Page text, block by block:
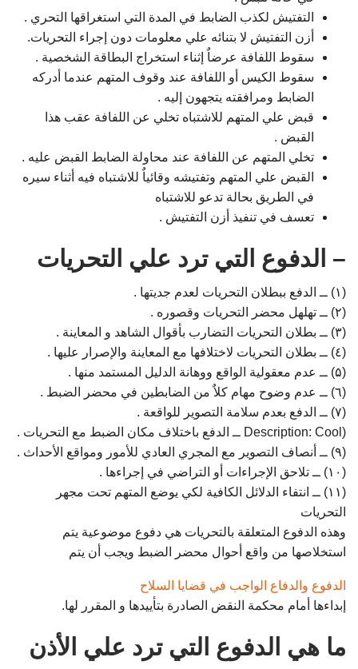
التفتيش لكذب الضابط في المدة التي استغراقها التحري .
أزن التفتيش لا بتنائه علي معلومات دون إجراء التحريات.
سقوط اللفافة عرضاٌ إثناء استخراج البطاقة الشخصية .
سقوط الكيس أو اللفافة عند وقوف المتهم عندما أدركه
الضابط ومرافقته يتجهون إليه .
قبض علي المتهم للاشتباه تخلي عن اللفافة عقب هذا
القبض .
تخلي المتهم عن اللفافة عند محاولة الضابط القبض عليه .
القبض علي المتهم وتفتيشه وقائياٌ للاشتباه فيه أثناء سيره
في الطريق بحالة تدعو للاشتباه
تعسف في تنفيذ أزن التفتيش .
– الدفوع التي ترد علي التحريات
(۱) ــ الدفع ببطلان التحريات لعدم جديتها .
(۲) ــ تهلهل محضر التحريات وقصوره .
(۳) ــ بطلان التحريات التضارب بأقوال الشاهد و المعاينة .
(٤) ــ بطلان التحريات لاختلافها مع المعاينة والإصرار عليها .
(۵) ــ عدم معقولية الواقع ووهانة الدليل المستمد منها .
(٦) ــ عدم وضوح مهام كلاٌ من الضابطين في محضر الضبط .
(۷) ــ الدفع بعدم سلامة التصوير للواقعة .
(Description: Cool ــ الدفع باختلاف مكان الضبط مع التحريات .
(۹) ــ أنصاف التصوير مع المجري العادي للأمور ومواقع الأحداث .
(۱۰) ــ تلاحق الإجراءات أو التراضي في إجراءها .
(۱۱) ــ انتفاء الدلائل الكافية لكي يوضع المتهم تحت مجهر
التحريات
وهذه الدفوع المتعلقة بالتحريات هي دفوع موضوعية يتم
استخلاصها من واقع أحوال محضر الضبط ويجب أن يتم
الدفوع والدفاع الواجب في قضايا السلاح
إبداءها أمام محكمة النقض الصادرة بتأييدها و المقرر لها.
ما هي الدفوع التي ترد علي الأذن